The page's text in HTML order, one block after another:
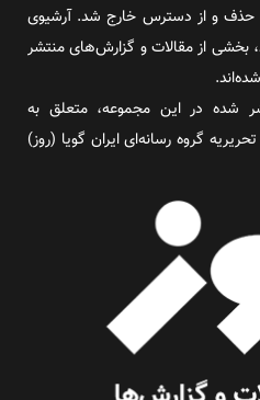
حذف و از دسترس خارج شد. آرشیوی
از مقالات و گزارش‌های منتشر
شده در این مجموعه، متعلق به
گروه رسانه‌ای ایران گویا (روز)